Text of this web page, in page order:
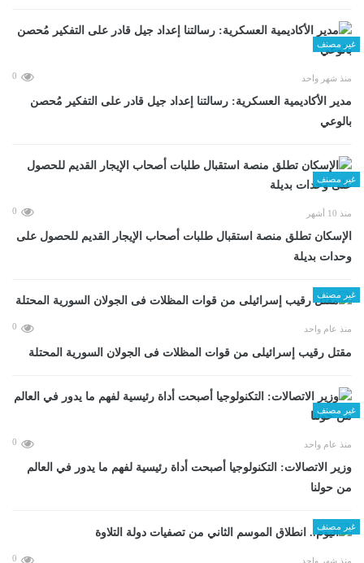
غير مصنف
منذ شهر واحد 0
مدير الأكاديمية العسكرية: رسالتنا إعداد جيل قادر على التفكير مُحصن
بالوعي
غير مصنف
منذ 10 أشهر 0
الإسكان تطلق منصة استقبال طلبات أصحاب الإيجار القديم للحصول على
وحدات بديلة
غير مصنف
منذ عام واحد 0
مقتل رقيب إسرائيلى من قوات المظلات فى الجولان السورية المحتلة
غير مصنف
منذ عام واحد 0
وزير الاتصالات: التكنولوجيا أصبحت أداة رئيسية لفهم ما يدور في العالم
من حولنا
غير مصنف
منذ شهر واحد 0